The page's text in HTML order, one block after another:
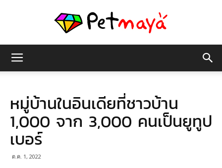
มายา
หมู่บ้านในอินเดียที่ชาวบ้าน
1,000 จาก 3,000 คนเป็นยูทูป
เบอร์
ต.ค. 1, 2022